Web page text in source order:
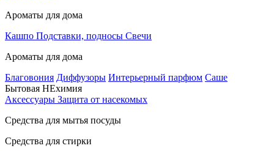
Ароматы для дома
Кашпо Подставки, подносы Свечи
Ароматы для дома
Благовония Диффузоры Интерьерный парфюм Саше
Бытовая НЕхимия
Аксессуары Защита от насекомых
Средства для мытья посуды
Средства для стирки